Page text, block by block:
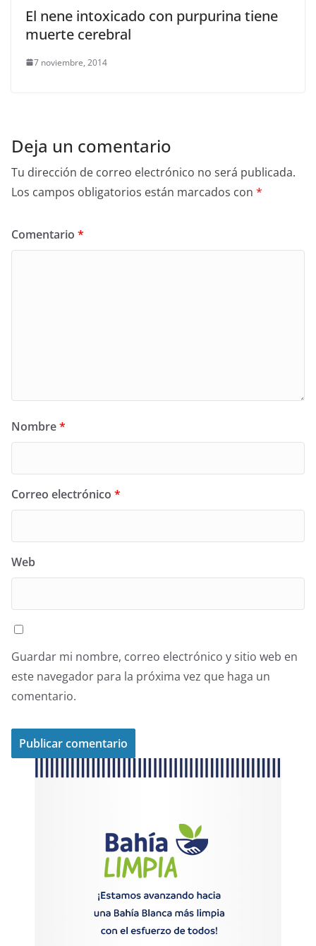
El nene intoxicado con purpurina tiene
muerte cerebral
7 noviembre, 2014
Deja un comentario
Tu dirección de correo electrónico no será publicada.
Los campos obligatorios están marcados con *
Comentario *
Nombre*
Correo electrónico *
Web
Guardar mi nombre, correo electrónico y sitio web en
este navegador para la próxima vez que haga un
comentario.